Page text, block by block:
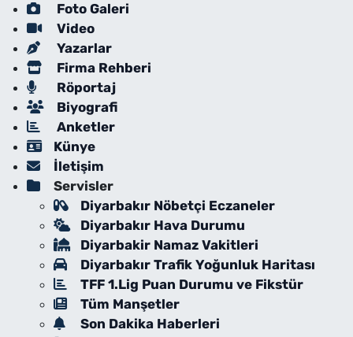
Foto Galeri
Video
Yazarlar
Firma Rehberi
Röportaj
Biyografi
Anketler
Künye
İletişim
Servisler
Diyarbakır Nöbetçi Eczaneler
Diyarbakır Hava Durumu
Diyarbakir Namaz Vakitleri
Diyarbakır Trafik Yoğunluk Haritası
TFF 1.Lig Puan Durumu ve Fikstür
Tüm Manşetler
Son Dakika Haberleri